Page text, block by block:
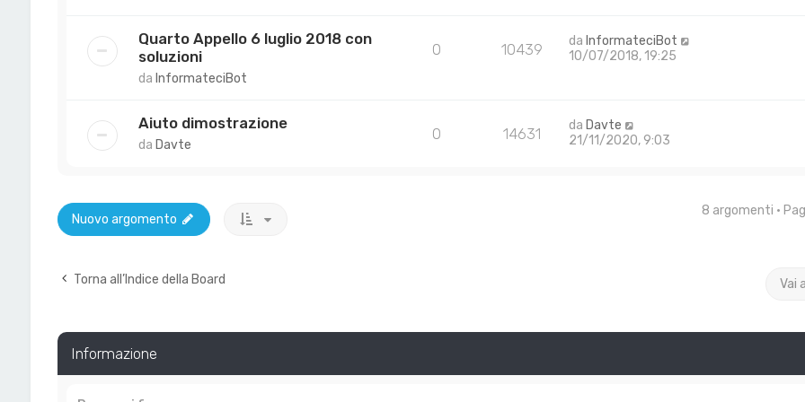
Quarto Appello 6 luglio 2018 con
soluzioni
da InformateciBot
0 10439 da InformateciBot
10/07/2018, 19:25
Aiuto dimostrazione
da Davte
0 14631 da Davte
21/11/2020, 9:03
Nuovo argomento
8 argomenti •
Torna all’Indice della Board Vai a
Informazione